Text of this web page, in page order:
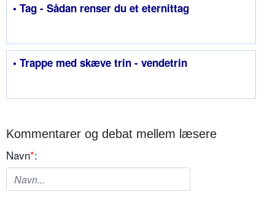
• Tag - Sådan renser du et eternittag
• Trappe med skæve trin - vendetrin
Kommentarer og debat mellem læsere
Navn*: